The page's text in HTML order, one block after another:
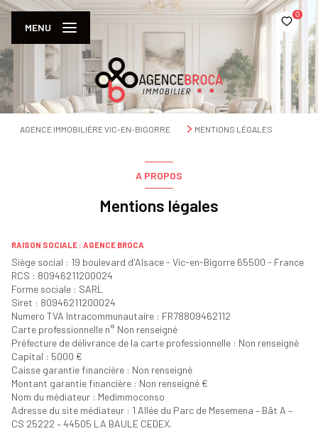
0
MENU
AGENCE IMMOBILIÈRE VIC-EN-BIGORRE MENTIONS LÉGALES
A PROPOS
Mentions légales
RAISON SOCIALE : AGENCE BROCA
Siège social : 19 boulevard d'Alsace - Vic-en-Bigorre 65500 - France
RCS : 80946211200024
Forme sociale : SARL
Siret : 80946211200024
Numero TVA Intracommunautaire : FR78809462112
Carte professionnelle n° Non renseigné
Préfecture de délivrance de la carte professionnelle : Non renseigné
Capital : 5000 €
Caisse garantie financière : Non renseigné
Montant garantie financière : Non renseigné €
Nom du médiateur : Medimmoconso
Adresse du site médiateur : 1 Allée du Parc de Mesemena – Bât A –
CS 25222 – 44505 LA BAULE CEDEX.